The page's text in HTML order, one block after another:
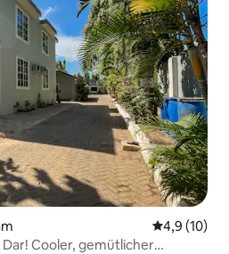
4,9 (10)
Dar! Cooler, gemütlicher